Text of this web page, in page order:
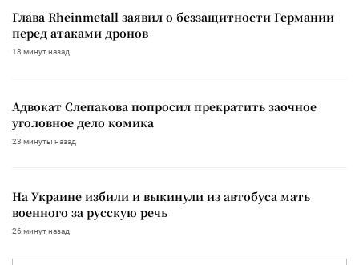
Глава Rheinmetall заявил о беззащитности Германии
перед атаками дронов
18 минут назад
Адвокат Слепакова попросил прекратить заочное
уголовное дело комика
23 минуты назад
На Украине избили и выкинули из автобуса мать
военного за русскую речь
26 минут назад